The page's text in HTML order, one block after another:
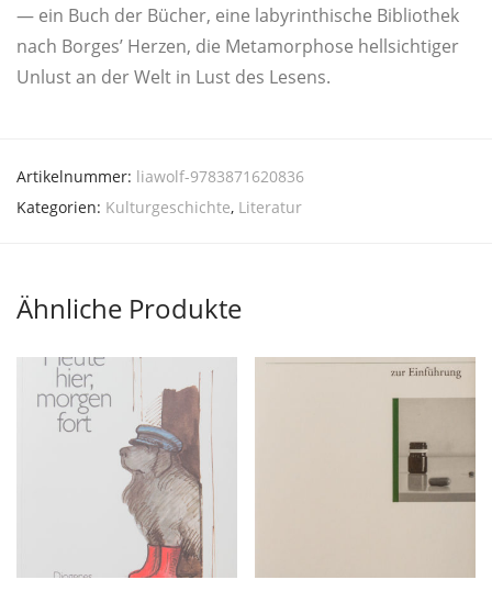
— ein Buch der Bücher, eine laby­rin­thi­sche Biblio­thek
nach Bor­ges’ Her­zen, die Meta­mor­pho­se hell­sich­ti­ger
Unlust an der Welt in Lust des Lesens.
Artikelnummer: liawolf-9783871620836
Kategorien: Kulturgeschichte, Literatur
Ähnliche Produkte